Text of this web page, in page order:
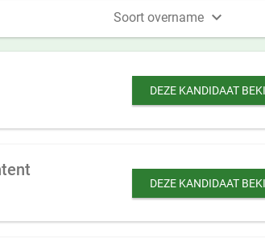
Soort overname 
DEZE KANDIDAAT
DEZE KANDIDAAT